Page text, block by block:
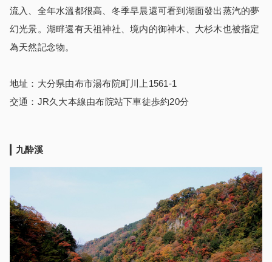
流入、全年水溫都很高、冬季早晨還可看到湖面發出蒸汽的夢
幻光景。湖畔還有天祖神社、境内的御神木、大杉木也被指定
為天然記念物。
地址：大分県由布市湯布院町川上1561-1
交通：JR久大本線由布院站下車徒歩約20分
九酔溪